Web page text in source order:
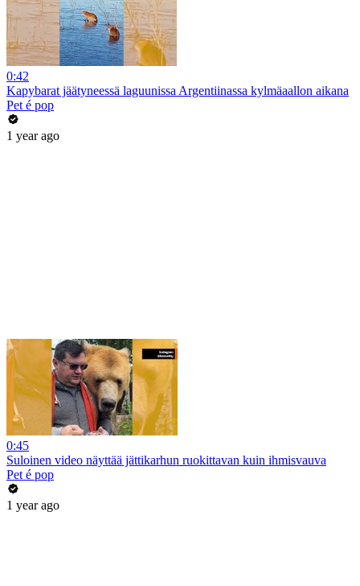
0:42
Kapybarat jäätyneessä laguunissa Argentiinassa kylmäaallon aikana
Pet é pop
1 year ago
0:45
Suloinen video näyttää jättikarhun ruokittavan kuin ihmisvauva
Pet é pop
1 year ago